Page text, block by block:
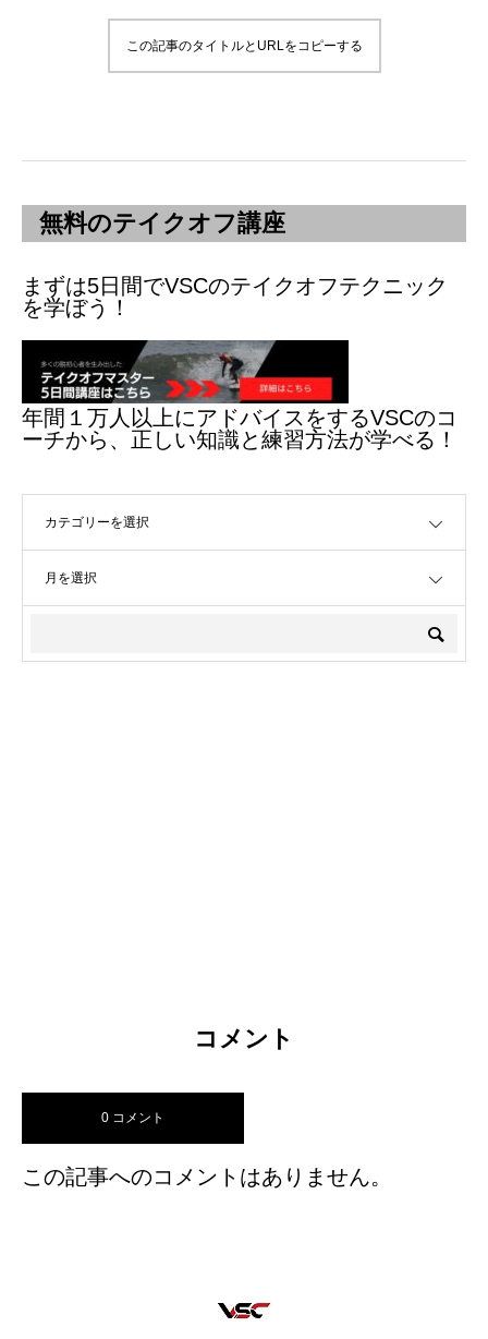
この記事のタイトルとURLをコピーする
無料のテイクオフ講座
まずは5日間でVSCのテイクオフテクニック
を学ぼう！
年間１万人以上にアドバイスをするVSCのコ
ーチから、正しい知識と練習方法が学べる！
コメント
0 コメント
この記事へのコメントはありません。